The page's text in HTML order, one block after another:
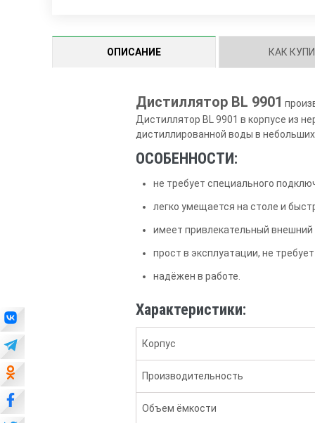
ОПИСАНИЕ КАК
Дистиллятор BL 9901
Дистиллятор BL 9901 в корпусе из
дистиллированной воды в небольших
ОСОБЕННОСТИ:
не требует специального
легко умещается на столе и
имеет привлекательный внешний
прост в эксплуатации, не
надёжен в работе.
Характеристики:
Корпус
Производительность
Объем ёмкости